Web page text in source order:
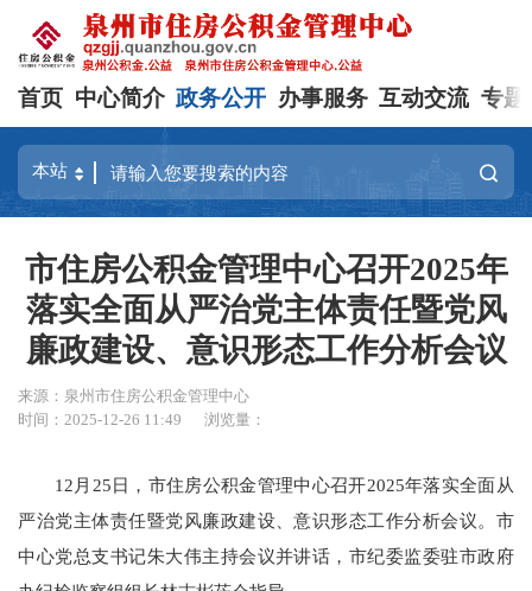
首页 中心简介 政务公开 办事服务 互动交流 专题
市住房公积金管理中心召开2025年
落实全面从严治党主体责任暨党风
廉政建设、意识形态工作分析会议
来源：泉州市住房公积金管理中心
时间：2025-12-26 11:49
浏览量：
12月25日，市住房公积金管理中心召开2025年落实全面从
严治党主体责任暨党风廉政建设、意识形态工作分析会议。市
中心党总支书记朱大伟主持会议并讲话，市纪委监委驻市政府